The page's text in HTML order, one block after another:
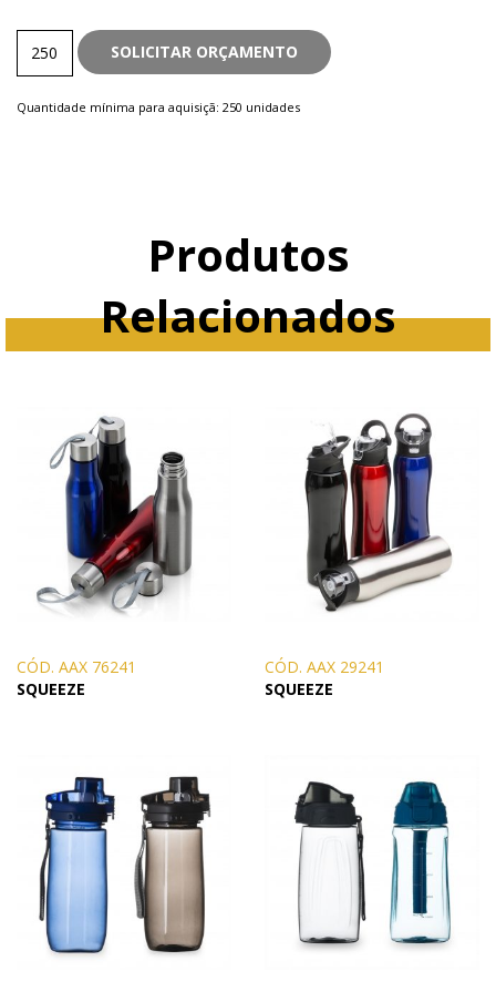
quantity
SOLICITAR ORÇAMENTO
Quantidade mínima para aquisiçã: 250 unidades
Produtos
Relacionados
CÓD. AAX 76241
SQUEEZE
CÓD. AAX 29241
SQUEEZE